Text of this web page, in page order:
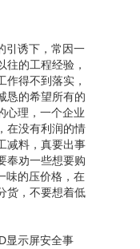
引诱下，常因一
往的工程经验，
作得不到落实，
恳的希望所有的
心理，一个企业
在没有利润的情
减料，真要出事
奉劝一些想要购
味的压价格，在
货，不要想着低
显示屏安全事